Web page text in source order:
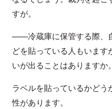
すが。
——冷蔵庫に保管する際、
どを貼っている人もいま
いが出ることはありますか。
ラベルを貼っているかど
性があります。